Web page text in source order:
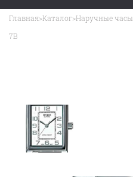
Главная>Каталог>Наручные часы
7B